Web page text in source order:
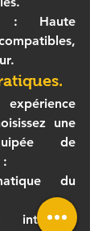
: Haute
de
:
du